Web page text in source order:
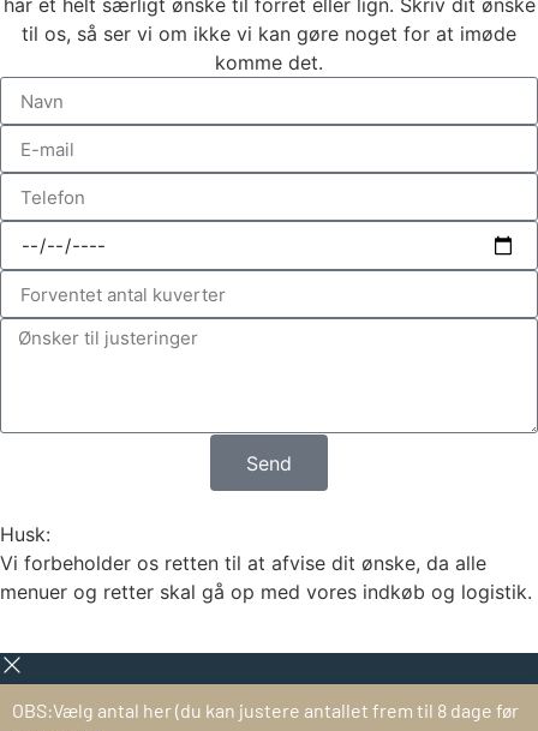
har et helt særligt ønske til forret eller lign. Skriv dit ønske
til os, så ser vi om ikke vi kan gøre noget for at imøde
komme det.
Send
Husk:
Vi forbeholder os retten til at afvise dit ønske, da alle
menuer og retter skal gå op med vores indkøb og logistik.